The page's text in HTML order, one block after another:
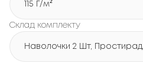
115 Г/м²
Склад комплекту
Наволочки 2 Шт,